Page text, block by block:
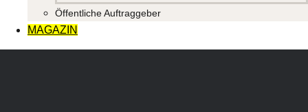
Öffentliche Auftraggeber
MAGAZIN